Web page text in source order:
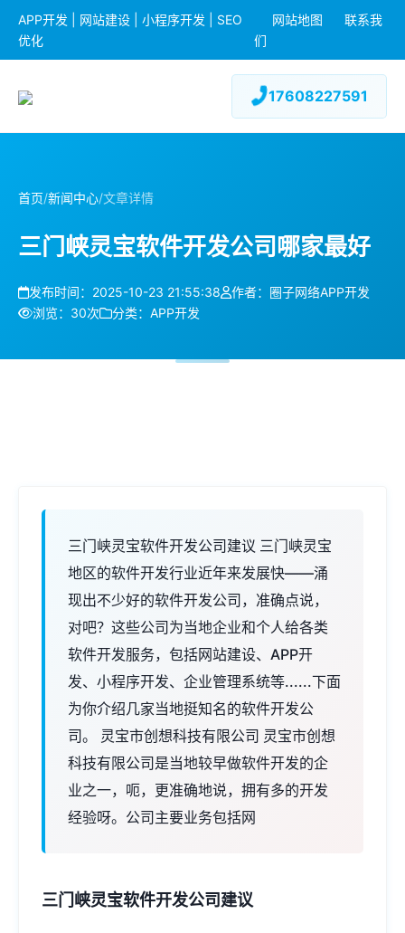
APP开发 | 网站建设 | 小程序开发 | SEO
优化
网站地图
联系我
们
17608227591
首页/新闻中心/文章详情
三门峡灵宝软件开发公司哪家最好
发布时间：2025-10-23 21:55:38
作者：圈子网络APP开发
浏览：30次
分类：APP开发
三门峡灵宝软件开发公司建议 三门峡灵宝
地区的软件开发行业近年来发展快——涌
现出不少好的软件开发公司，准确点说，
对吧？这些公司为当地企业和个人给各类
软件开发服务，包括网站建设、APP开
发、小程序开发、企业管理系统等......下面
为你介绍几家当地挺知名的软件开发公
司。 灵宝市创想科技有限公司 灵宝市创想
科技有限公司是当地较早做软件开发的企
业之一，呃，更准确地说，拥有多的开发
经验呀。公司主要业务包括网
三门峡灵宝软件开发公司建议